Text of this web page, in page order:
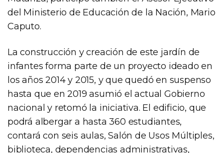
del Ministerio de Educación de la Nación, Mario
Caputo.
La construcción y creación de este jardín de
infantes forma parte de un proyecto ideado en
los años 2014 y 2015, y que quedó en suspenso
hasta que en 2019 asumió el actual Gobierno
nacional y retomó la iniciativa. El edificio, que
podrá albergar a hasta 360 estudiantes,
contará con seis aulas, Salón de Usos Múltiples,
biblioteca, dependencias administrativas,